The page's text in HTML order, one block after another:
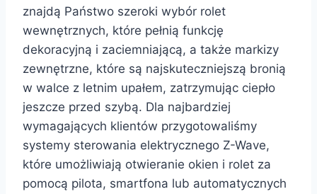
znajdą Państwo szeroki wybór rolet
wewnętrznych, które pełnią funkcję
dekoracyjną i zaciemniającą, a także markizy
zewnętrzne, które są najskuteczniejszą bronią
w walce z letnim upałem, zatrzymując ciepło
jeszcze przed szybą. Dla najbardziej
wymagających klientów przygotowaliśmy
systemy sterowania elektrycznego Z-Wave,
które umożliwiają otwieranie okien i rolet za
pomocą pilota, smartfona lub automatycznych